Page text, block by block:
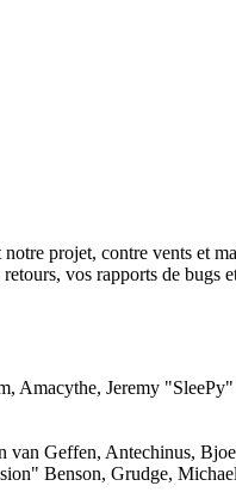
projet, contre vents et
vos rapports de bugs
Jeremy
Geffen, Antechinus,
Benson, Grudge,